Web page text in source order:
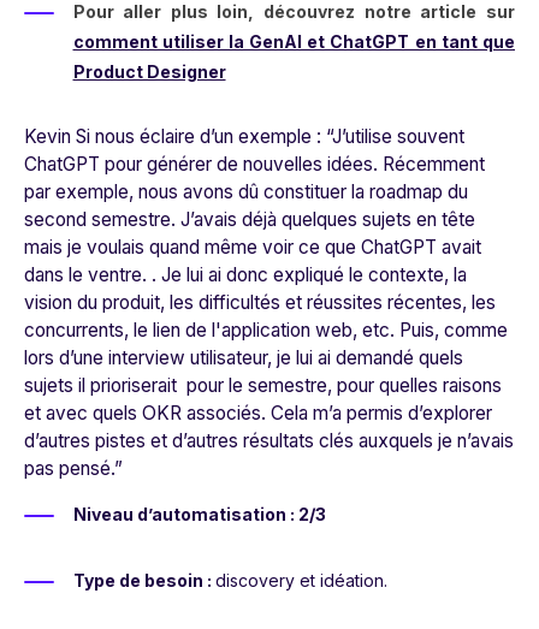
Pour aller plus loin, découvrez notre article sur
comment utiliser la GenAI et ChatGPT en tant que
Product Designer
Kevin Si nous éclaire d’un exemple : “J’utilise souvent
ChatGPT pour générer de nouvelles idées. Récemment
par exemple, nous avons dû constituer la roadmap du
second semestre. J’avais déjà quelques sujets en tête
mais je voulais quand même voir ce que ChatGPT avait
dans le ventre. . Je lui ai donc expliqué le contexte, la
vision du produit, les difficultés et réussites récentes, les
concurrents, le lien de l'application web, etc. Puis, comme
lors d’une interview utilisateur, je lui ai demandé quels
sujets il prioriserait pour le semestre, pour quelles raisons
et avec quels OKR associés. Cela m’a permis d’explorer
d’autres pistes et d’autres résultats clés​​ auxquels je n’avais
pas pensé.”
Niveau d’automatisation : 2/3
Type de besoin : discovery et idéation.